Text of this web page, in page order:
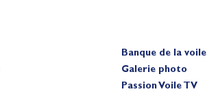
Banque de la voile
Galerie photo
Passion Voile TV